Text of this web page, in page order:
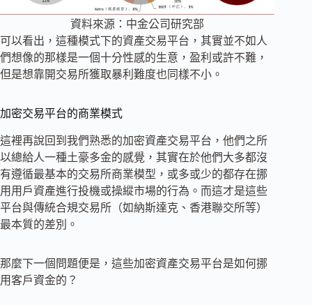
資料來源：中金公司研究部
可以看出，這種模式下的資產交易平台，其實並不如人
們想像的那樣是一個十分性感的生意，盈利或許不難，
但是想靠開交易所獲取暴利難度也同樣不小。
加密交易平台的商業模式
這裡再說回到我們熟悉的加密資產交易平台，他們之所
以總給人一種土豪多金的感覺，其實在於他們大多都沒
有遵循最基本的交易所商業模型，或多或少的都存在挪
用用戶資產進行投機或操縱市場的行為。而這才是這些
平台與傳統合規交易所（如納斯達克、香港聯交所等）
最本質的差別。
那麼下一個問題便是，這些加密資產交易平台是如何挪
用客戶資金的？